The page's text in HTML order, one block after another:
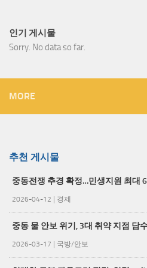
인기 게시물
Sorry. No data so far.
MORE
추천 게시물
중동전쟁 추경 확정…민생지원 최대
2026-04-12 경제
중동 물 안보 위기, 3대 취약 지점 담
2026-03-17 국방/안보